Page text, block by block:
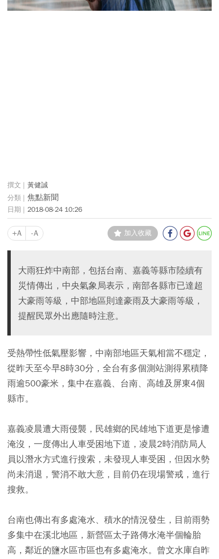
黃健誠
焦點新聞
2018-08-24 10:26
+A -A 加入收藏
大雨狂炸中南部，包括台南、嘉義等縣市陸續有
災情傳出，中央氣象局表示，南部各縣市已達超
大豪雨等級，中部地區則達豪雨及大豪雨等級，
提醒民眾外出應隨時注意。
受熱帶性低氣壓影響，中南部地區天氣相當不穩定，
從昨天至今早8時30分，全台有多個測站測得累積降
雨逾500豪米，集中在嘉義、台南、高雄及屏東4個
縣市。
嘉義凌晨遭大雨侵襲，民雄鄉的民雄地下道更是慘遭
淹沒，一度傳出人車受困地下道，凌晨2時消防局人
員以潛水方式進行搜索，未發現人車受困，但因水勢
尚未消退，警消不敢大意，目前仍在現場警戒，進行
搜救。
台南也傳出有多處淹水、積水的情況發生，目前雨勢
多集中在溪北地區，新營區太子路傳水淹半個輪胎
高，鄰近的鹽水區市區也有多處淹水。曾文水庫自昨